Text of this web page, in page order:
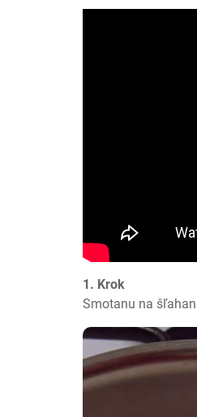
1. Krok
Smotanu na